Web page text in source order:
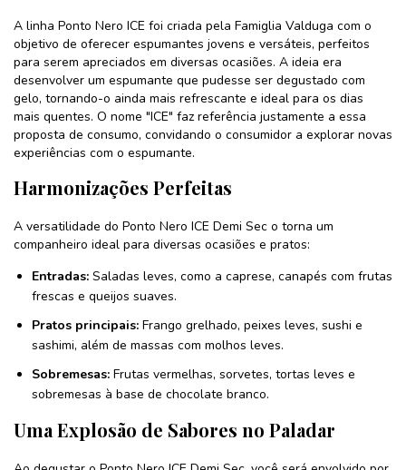
A linha Ponto Nero ICE foi criada pela Famiglia Valduga com o
objetivo de oferecer espumantes jovens e versáteis, perfeitos
para serem apreciados em diversas ocasiões. A ideia era
desenvolver um espumante que pudesse ser degustado com
gelo, tornando-o ainda mais refrescante e ideal para os dias
mais quentes. O nome "ICE" faz referência justamente a essa
proposta de consumo, convidando o consumidor a explorar novas
experiências com o espumante.
Harmonizações Perfeitas
A versatilidade do Ponto Nero ICE Demi Sec o torna um
companheiro ideal para diversas ocasiões e pratos:
Entradas: Saladas leves, como a caprese, canapés com frutas
frescas e queijos suaves.
Pratos principais: Frango grelhado, peixes leves, sushi e
sashimi, além de massas com molhos leves.
Sobremesas: Frutas vermelhas, sorvetes, tortas leves e
sobremesas à base de chocolate branco.
Uma Explosão de Sabores no Paladar